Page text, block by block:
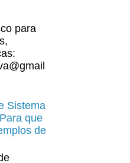
para
Sistema
que
de